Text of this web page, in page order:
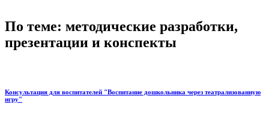
По теме: методические разработки,
презентации и конспекты
Консультация для воспитателей "Воспитание дошкольника через театрализованную
игру"